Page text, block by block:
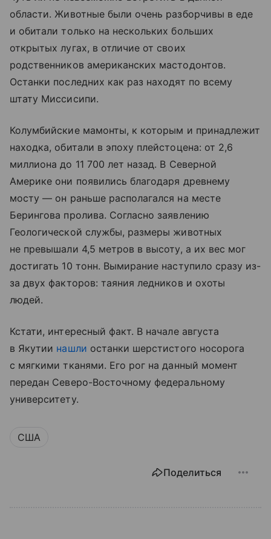
области. Животные были очень разборчивы в еде
и обитали только на нескольких больших
открытых лугах, в отличие от своих
родственников американских мастодонтов.
Останки последних как раз находят по всему
штату Миссисипи.
Колумбийские мамонты, к которым и принадлежит
находка, обитали в эпоху плейстоцена: от 2,6
миллиона до 11 700 лет назад. В Северной
Америке они появились благодаря древнему
мосту — он раньше располагался на месте
Берингова пролива. Согласно заявлению
Геологической службы, размеры животных
не превышали 4,5 метров в высоту, а их вес мог
достигать 10 тонн. Вымирание наступило сразу из-
за двух факторов: таяния ледников и охоты
людей.
Кстати, интересный факт. В начале августа
в Якутии нашли останки шерстистого носорога
с мягкими тканями. Его рог на данный момент
передан Северо-Восточному федеральному
университету.
США
Поделиться